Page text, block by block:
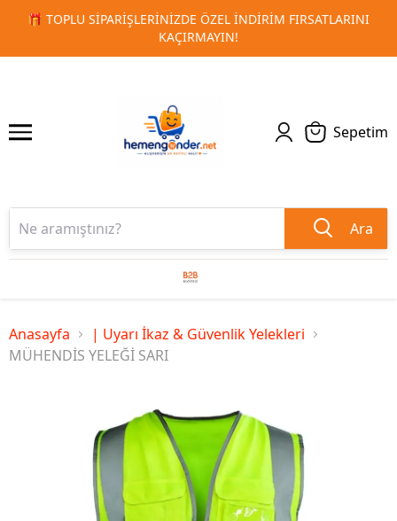
🚀 KURUMSAL PROMOSYON VE MATBAA ÜRÜNLERINDE
TESLIMAT!
1 2
Sepetim
Ara
Anasayfa
| Uyarı İkaz & Güvenlik Yelekleri
MÜHENDİS YELEĞİ SARI